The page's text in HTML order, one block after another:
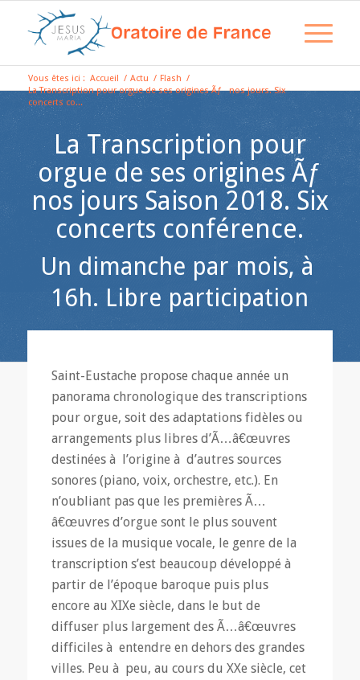
Vous êtes ici : Accueil / Actu / Flash /
La Transcription pour orgue de ses origines Ãƒ nos jours. Six
concerts co...
La Transcription pour
orgue de ses origines Ãƒ
nos jours Saison 2018. Six
concerts conférence.
Un dimanche par mois, à
16h. Libre participation
Saint-Eustache propose chaque année un
panorama chronologique des transcriptions
pour orgue, soit des adaptations fidèles ou
arrangements plus libres d’Ã…â€œuvres
destinées à l’origine à d’autres sources
sonores (piano, voix, orchestre, etc.). En
n’oubliant pas que les premières Ã…
â€œuvres d’orgue sont le plus souvent
issues de la musique vocale, le genre de la
transcription s’est beaucoup développé à
partir de l’époque baroque puis plus
encore au XIXe siècle, dans le but de
diffuser plus largement des Ã…â€œuvres
difficiles à entendre en dehors des grandes
villes. Peu à peu, au cours du XXe siècle, cet